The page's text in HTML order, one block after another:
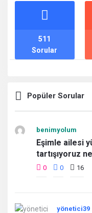
İstatistikler
Sorular
511
Popüler Sorular
benimyolum
Eşimle ailesi
tartışıyoruz
0 0 16
yönetici39